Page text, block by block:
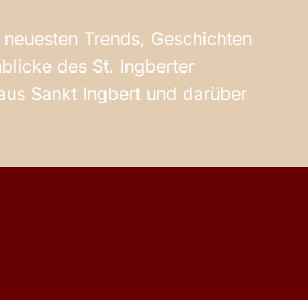
Trends, Geschichten
des St. Ingberter
Sankt Ingbert und darüber